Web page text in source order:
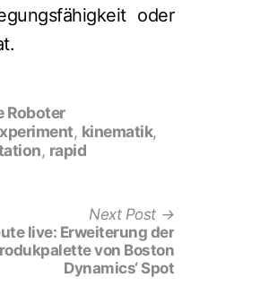
oder
Roboter
, kinematik,
, rapid
Next Post
Next
post:
live: Erweiterung der
von Boston
Dynamics‘ Spot